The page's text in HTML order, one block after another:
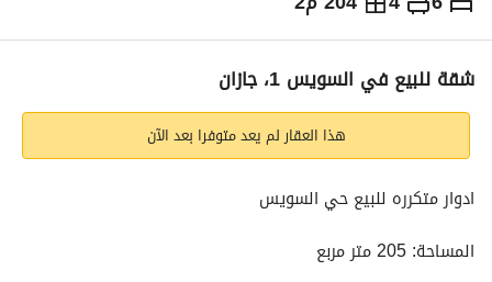
⃁
570,000
التفاصيل معلومات ترخيص الإعلانشقة للبيع في السويس 1، جازان
هذا العقار لم يعد متوفرا بعد الآن
ادوار متكرره للبيع حي السويس
المساحة: 205 متر مربع